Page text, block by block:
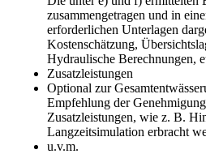
zusammengetragen und in
erforderlichen Unterlagen
Kostenschätzung,
Hydraulische Berechnungen,
Zusatzleistungen
Optional zur
Empfehlung der
Zusatzleistungen, wie z. B.
Langzeitsimulation erbracht
u.v.m.